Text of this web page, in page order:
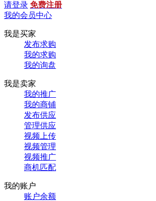
请登录 免费注册
我的会员中心
我是买家
发布求购
我的求购
我的询盘
我是卖家
我的推广
我的商铺
发布供应
管理供应
视频上传
视频管理
视频推广
商机匹配
我的账户
账户余额